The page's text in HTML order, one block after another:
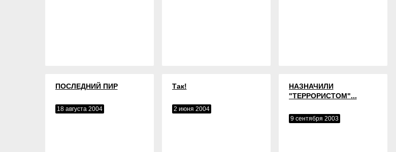
ПОСЛЕДНИЙ ПИР
18 августа 2004
Так!
2 июня 2004
НАЗНАЧИЛИ
"ТЕРРОРИСТОМ"...
9 сентября 2003